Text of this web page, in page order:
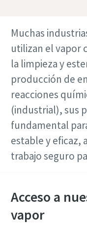
Muchas
utilizan el vapor
la limpieza y
producción de
reacciones
(industrial), sus
fundamental
estable y eficaz,
trabajo seguro
Acceso a
vapor